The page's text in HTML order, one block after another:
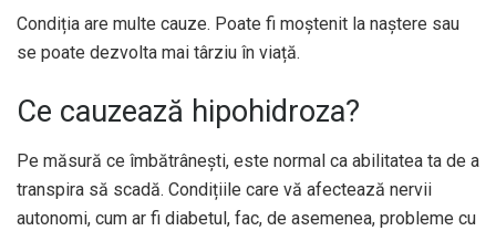
Condiția are multe cauze. Poate fi moștenit la naștere sau
se poate dezvolta mai târziu în viață.
Ce cauzează hipohidroza?
Pe măsură ce îmbătrânești, este normal ca abilitatea ta de a
transpira să scadă. Condițiile care vă afectează nervii
autonomi, cum ar fi diabetul, fac, de asemenea, probleme cu